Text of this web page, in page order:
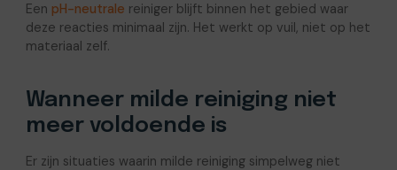
Een pH-neutrale reiniger blijft binnen het gebied waar
deze reacties minimaal zijn. Het werkt op vuil, niet op het
materiaal zelf.
Wanneer milde reiniging niet
meer voldoende is
Er zijn situaties waarin milde reiniging simpelweg niet